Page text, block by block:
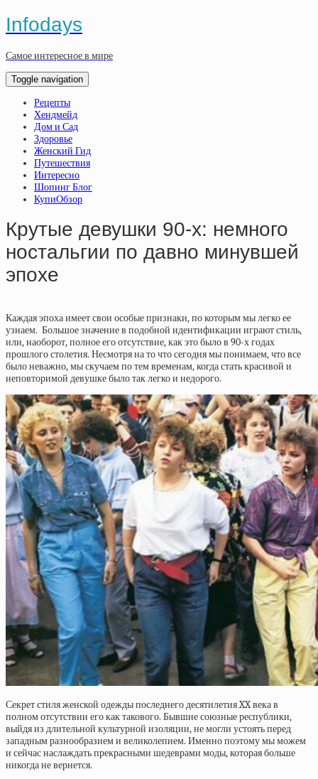
Infodays
Самое интересное в мире
Toggle navigation
Рецепты
Хендмейд
Дом и Сад
Здоровье
Женский Гид
Путешествия
Интересно
Шопинг Блог
КупиОбзор
Крутые девушки 90-х: немного
ностальгии по давно минувшей
эпохе
Каждая эпоха имеет свои особые признаки, по которым мы легко ее
узнаем. Большое значение в подобной идентификации играют стиль,
или, наоборот, полное его отсутствие, как это было в 90-х годах
прошлого столетия. Несмотря на то что сегодня мы понимаем, что все
было неважно, мы скучаем по тем временам, когда стать красивой и
неповторимой девушке было так легко и недорого.
Секрет стиля женской одежды последнего десятилетия XX века в
полном отсутствии его как такового. Бывшие союзные республики,
выйдя из длительной культурной изоляции, не могли устоять перед
западным разнообразием и великолепием. Именно поэтому мы можем
и сейчас наслаждать прекрасными шедеврами моды, которая больше
никогда не вернется.